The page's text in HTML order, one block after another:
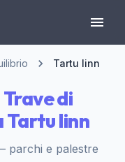
Tartu linn
di
Tartu linn
parchi e palestre